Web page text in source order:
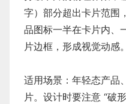
字）部分超出卡片范围
品图标一半在卡片内、
片边框，形成视觉动感。
适用场景：年轻态产品
片。设计时要注意 “破